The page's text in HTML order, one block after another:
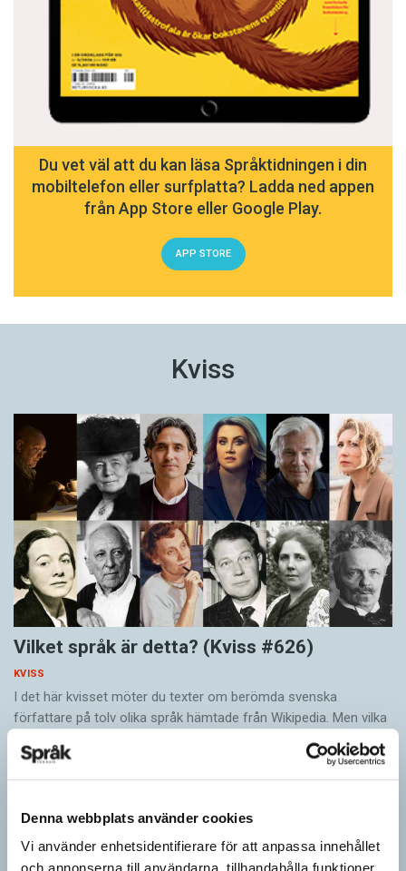
Denna webbplats använder cookies
Vi använder enhetsidentifierare för att anpassa innehållet
Du vet väl att du kan läsa Språktidningen i din
mobiltelefon eller surfplatta? Ladda ned appen
från App Store eller Google Play.
APP STORE
Kviss
Vilket språk är detta? (Kviss #626)
KVISS
I det här kvisset möter du texter om berömda svenska
författare på tolv olika språk hämtade från Wikipedia. Men vilka